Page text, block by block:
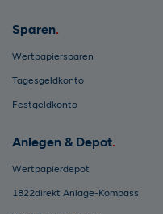
Sparen
Wertpapiersparen
Tagesgeldkonto
Festgeldkonto
Anlegen & Depot
Wertpapierdepot
1822direkt Anlage-Kompass